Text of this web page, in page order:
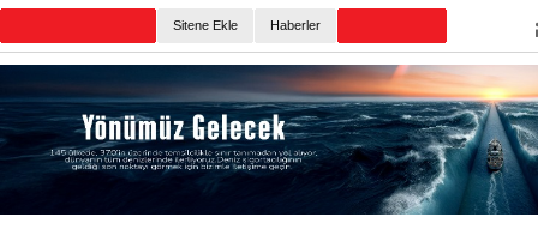
Sitene Ekle Haberler